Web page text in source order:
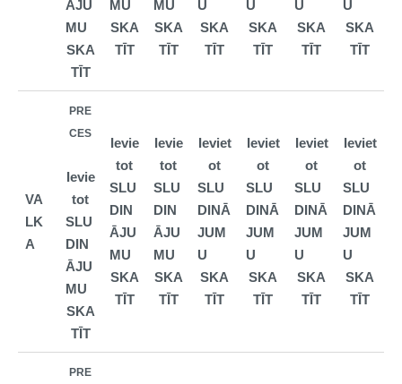
ĀJU
MU
SKA
TĪT
MU
SKA
TĪT
MU
SKA
TĪT
U
SKA
TĪT
U
SKA
TĪT
U
SKA
TĪT
U
SKA
TĪT
VA
LK
A
PRE
CES
Ievie
tot
SLU
DIN
ĀJU
MU
SKA
TĪT
Ievie
tot
SLU
DIN
ĀJU
MU
SKA
TĪT
Ievie
tot
SLU
DIN
ĀJU
MU
SKA
TĪT
Ieviet
ot
SLU
DINĀ
JUM
U
SKA
TĪT
Ieviet
ot
SLU
DINĀ
JUM
U
SKA
TĪT
Ieviet
ot
SLU
DINĀ
JUM
U
SKA
TĪT
Ieviet
ot
SLU
DINĀ
JUM
U
SKA
TĪT
PRE